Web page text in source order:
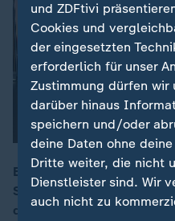
00:16
Es ginge um die Zeit nach
Siemtje Möller,
der SPD. Deutschland
und ZDFtivi
Cookies und
der eingesetzten
erforderlich für unser
Zustimmung dürfen wir
darüber hinaus
speichern und/oder
deine Daten ohne
Dritte weiter, die nicht
Dienstleister sind. Wir
auch nicht zu